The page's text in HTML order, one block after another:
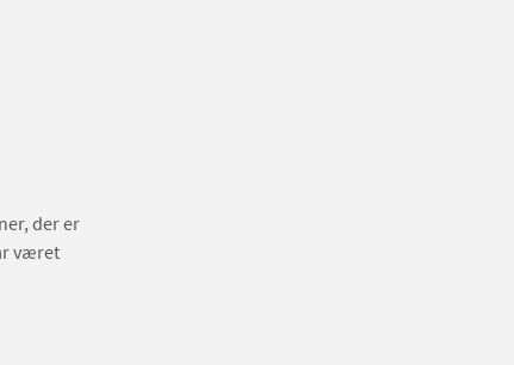
der er
været